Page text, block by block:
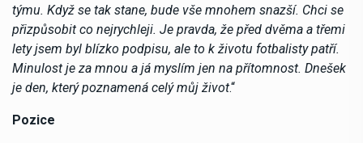
týmu. Když se tak stane, bude vše mnohem snazší. Chci se
přizpůsobit co nejrychleji. Je pravda, že před dvěma a třemi
lety jsem byl blízko podpisu, ale to k životu fotbalisty patří.
Minulost je za mnou a já myslím jen na přítomnost. Dnešek
je den, který poznamená celý můj život.“
Pozice